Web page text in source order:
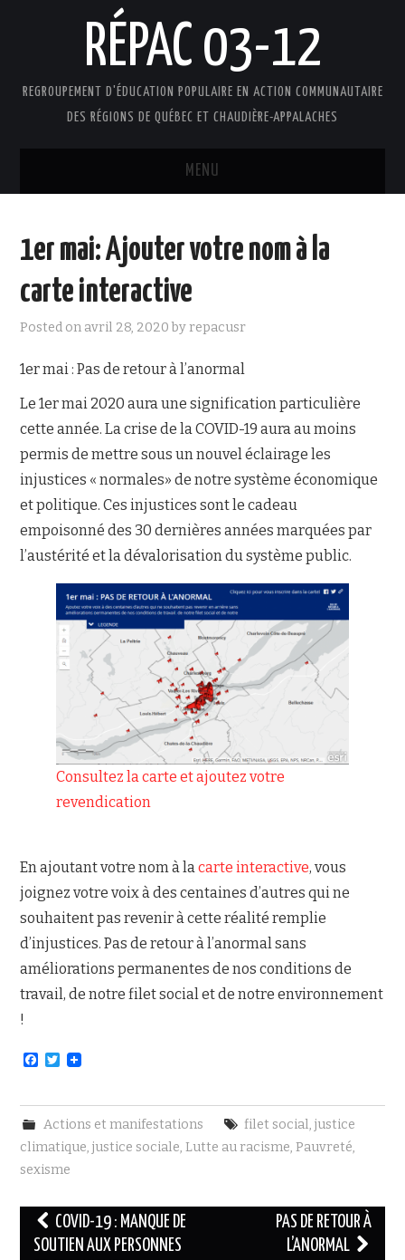
RÉPAC 03-12
REGROUPEMENT D'ÉDUCATION POPULAIRE EN ACTION COMMUNAUTAIRE
DES RÉGIONS DE QUÉBEC ET CHAUDIÈRE-APPALACHES
MENU
PRÉSENTATION
FAIRE UN DON !
NOUS JOINDRE
1er mai: Ajouter votre nom à la
carte interactive
Posted on avril 28, 2020 byrepacusr
1er mai : Pas de retour à l’anormal
Le 1er mai 2020 aura une signification particulière
cette année. La crise de la COVID-19 aura au moins
permis de mettre sous un nouvel éclairage les
injustices « normales» de notre système économique
et politique. Ces injustices sont le cadeau
empoisonné des 30 dernières années marquées par
l’austérité et la dévalorisation du système public.
Consultez la carte et ajoutez votre
revendication
En ajoutant votre nom à lacarte interactive, vous
joignez votre voix à des centaines d’autres qui ne
souhaitent pas revenir à cette réalité remplie
d’injustices. Pas de retour à l’anormal sans
améliorations permanentes de nos conditions de
travail, de notre filet social et de notre environnement
!
F
e
b
o
o
k
T
t
t
e
r
Actions et manifestations filet social, justice
climatique,justice sociale,Lutte au racisme,Pauvreté,
sexisme
Navigation
des
COVID-19 : MANQUE DE
SOUTIEN AUX PERSONNES
PAS DE RETOUR À
L’ANORMAL